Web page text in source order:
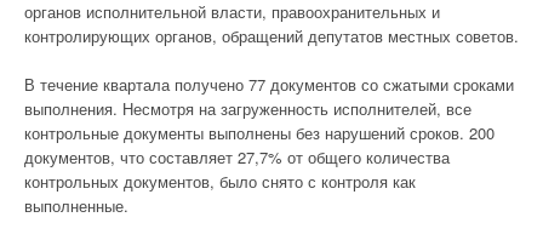
органов исполнительной власти, правоохранительных и
контролирующих органов, обращений депутатов местных советов.
В течение квартала получено 77 документов со сжатыми сроками
выполнения. Несмотря на загруженность исполнителей, все
контрольные документы выполнены без нарушений сроков. 200
документов, что составляет 27,7% от общего количества
контрольных документов, было снято с контроля как
выполненные.